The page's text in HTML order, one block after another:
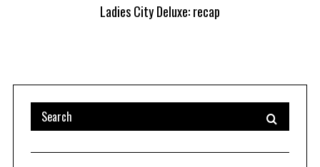
Ladies City Deluxe: recap